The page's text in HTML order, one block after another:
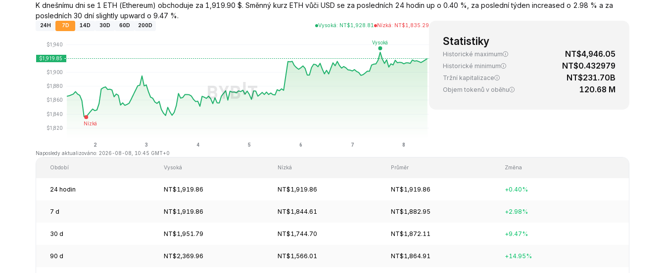
K dnešnímu dni se 1 ETH (Ethereum) obchoduje za 1,919.90 $. Směnný kurz ETH vůči USD se za posledních 24 hodin up o 0.40 %, za poslední týden increased o 2.98 % a za
posledních 30 dní slightly upward o 9.47 %.
24H 7D 14D 30D 60D 200D Vysoká: NT$1,928.81 Nízká: NT$1,835.29
Naposledy aktualizováno: 2026-08-08, 10:45 GMT+0
Statistiky
Historické maximum NT$4,946.05
Historické minimum NT$0.432979
Tržní kapitalizace NT$231.70B
Objem tokenů v oběhu 120.68 M
Období Vysoká Nízká Průměr Změna
24 hodin NT$1,919.86 NT$1,919.86 NT$1,919.86 +0.40%
7 d NT$1,919.86 NT$1,844.61 NT$1,882.95 +2.98%
30 d NT$1,951.79 NT$1,744.70 NT$1,872.11 +9.47%
90 d NT$2,369.96 NT$1,566.01 NT$1,864.91 +14.95%